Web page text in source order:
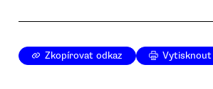
Zkopírovat odkaz Vytisknout